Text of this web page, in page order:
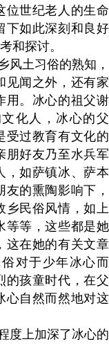
位世纪老人的生命
下如此深刻和良好
和探讨。
风土习俗的熟知，
见闻之外，还有家
用。冰心的祖父谢
化人，冰心的父
受过教育有文化的
朋好友乃至水兵军
，如萨镇冰、萨本
的熏陶影响下，
乡民俗风情，如上
等等，这些都是她
这在她的有关文章
对于少年冰心而
的孩童时代，在父
心自然而然地对这
度上加深了冰心的